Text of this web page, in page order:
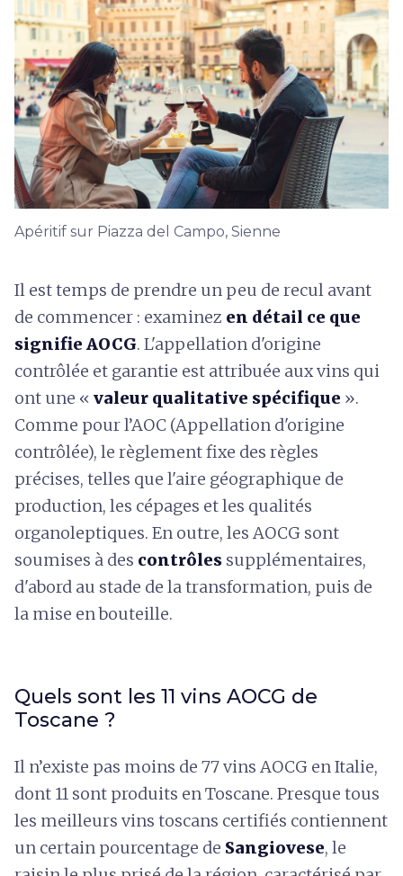
Apéritif sur Piazza del Campo, Sienne
Il est temps de prendre un peu de recul avant
de commencer : examinez en détail ce que
signifie AOCG. L'appellation d'origine
contrôlée et garantie est attribuée aux vins qui
ont une « valeur qualitative spécifique ».
Comme pour l’AOC (Appellation d'origine
contrôlée), le règlement fixe des règles
précises, telles que l'aire géographique de
production, les cépages et les qualités
organoleptiques. En outre, les AOCG sont
soumises à des contrôles supplémentaires,
d'abord au stade de la transformation, puis de
la mise en bouteille.
Quels sont les 11 vins AOCG de
Toscane ?
Il n’existe pas moins de 77 vins AOCG en Italie,
dont 11 sont produits en Toscane. Presque tous
les meilleurs vins toscans certifiés contiennent
un certain pourcentage de Sangiovese, le